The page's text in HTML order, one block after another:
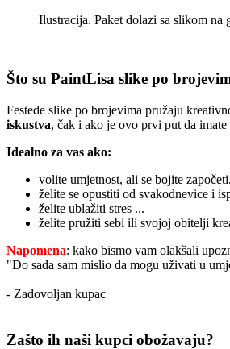
Ilustracija. Paket dolazi sa slikom
Što su PaintLisa slike po
Festede slike po brojevima pružaju
iskustva, čak i ako je ovo prvi put da
Idealno za vas ako:
volite umjetnost, ali se bojite
želite se opustiti od svakodnevice i
želite ublažiti stres ...
želite pružiti sebi ili svojoj obitelji
Napomena: kako bismo vam olakšali
"Do sada sam mislio da mogu uživati u
- Zadovoljan kupac
Zašto ih naši kupci obožavaju?